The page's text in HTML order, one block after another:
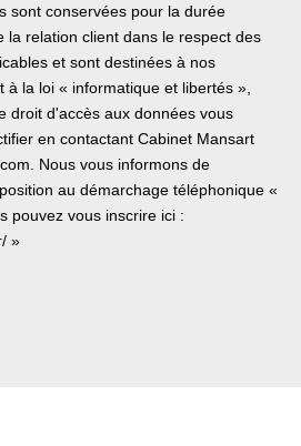
sont conservées pour la durée
la relation client dans le respect des
et sont destinées à nos
la loi « informatique et libertés »,
droit d'accès aux données vous
en contactant Cabinet Mansart
Nous vous informons de
au démarchage téléphonique «
pouvez vous inscrire ici :
»